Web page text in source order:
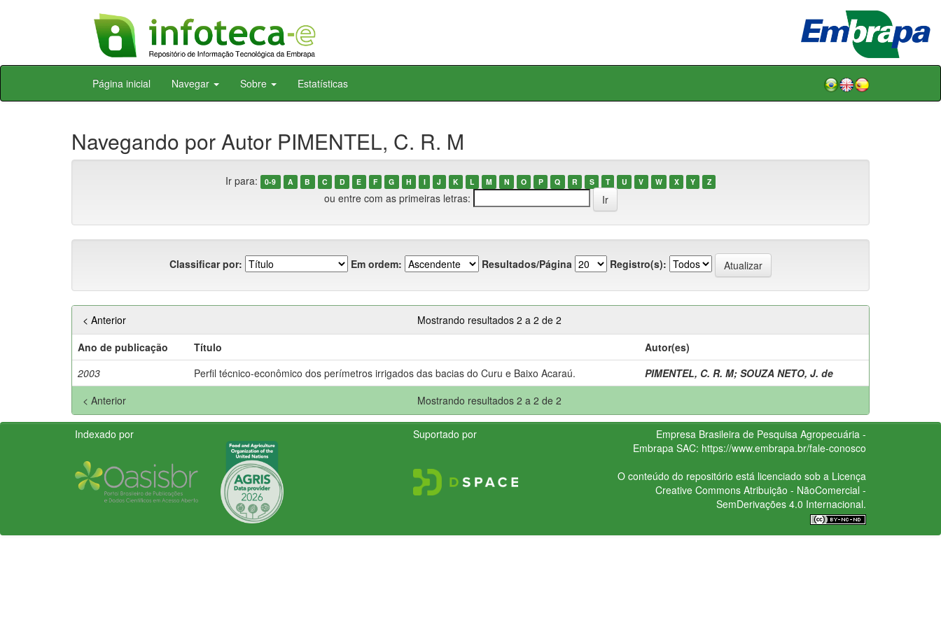
Skip
Página inicial Navegar Sobre Estatísticas
Navegando por Autor PIMENTEL, C. R. M
Ir para: 0-9 A B C D E F G H I J K L M N O P Q R S T U V W X Y Z
ou entre com as primeiras letras:
Classificar por: Em ordem: Resultados/Página Registro(s):
Mostrando resultados 2 a 2 de 2
< Anterior
Ano de publicação
Título
Autor(es)
2003
Perfil técnico-econômico dos perímetros irrigados das bacias do Curu e Baixo Acaraú. PIMENTEL, C. R. M; SOUZA NETO, J. de
Mostrando resultados 2 a 2 de 2
< Anterior
Indexado por Suportado por
Empresa Brasileira de Pesquisa Agropecuária -
Embrapa SAC: https://www.embrapa.br/fale-conosco
O conteúdo do repositório está licenciado sob a Licença
Creative CommonsAtribuição - NãoComercial -
SemDerivações 4.0 Internacional.